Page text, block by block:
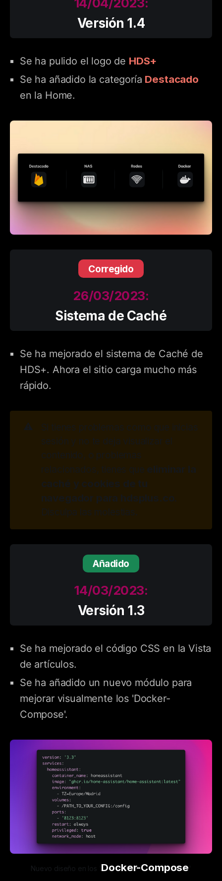
Versión 1.4
Se ha pulido el logo de HDS+
Se ha añadido la categoría Destacado
en la Home.
Corregido
26/03/2023:
Sistema de Caché
Se ha mejorado el sistema de Caché de
HDS+. Ahora el sitio carga mucho más
rápido.
⚠️
Si tienes problemas como que inicias
sesión y no te deja visualizar el
contenido, o problemas
relacionados, tienes que eliminar la
caché y cookies de tu
navegador para hdsplus.co.
Disculpa las molestias.
Añadido
14/03/2023:
Versión 1.3
Se ha mejorado el código CSS en la Vista
de artículos.
Se ha añadido un nuevo módulo para
mejorar visualmente los 'Docker-
Compose'.
Nuevo diseño en los 'Docker-Compose'